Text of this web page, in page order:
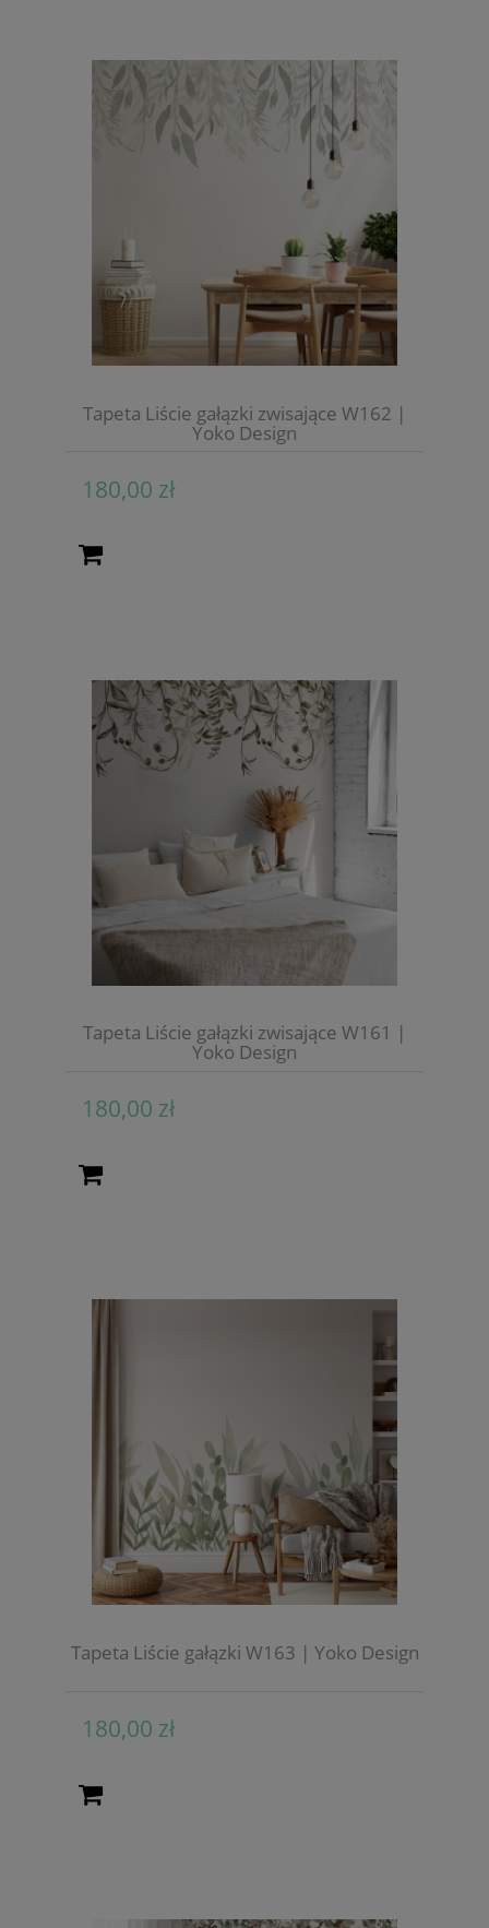
Tapeta Liście gałązki zwisające W162 |
Yoko Design
180,00 zł
Tapeta Liście gałązki zwisające W161 |
Yoko Design
180,00 zł
Tapeta Liście gałązki W163 | Yoko Design
180,00 zł